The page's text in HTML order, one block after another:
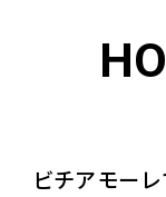
ビチアモー